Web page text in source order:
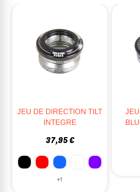
JEU DE DIRECTION
BLUNT LOW STACK
29,90 €